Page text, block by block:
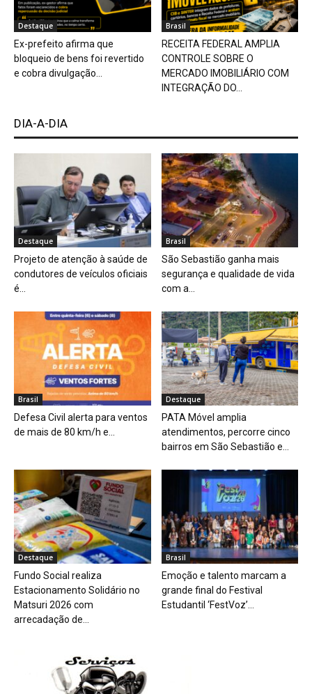
Destaque
Ex-prefeito afirma que
bloqueio de bens foi revertido
e cobra divulgação...
Brasil
RECEITA FEDERAL AMPLIA
CONTROLE SOBRE O
MERCADO IMOBILIÁRIO COM
INTEGRAÇÃO DO...
DIA-A-DIA
Destaque
Projeto de atenção à saúde de
condutores de veículos oficiais
é...
Brasil
São Sebastião ganha mais
segurança e qualidade de vida
com a...
Brasil
Defesa Civil alerta para ventos
de mais de 80 km/h e...
Destaque
PATA Móvel amplia
atendimentos, percorre cinco
bairros em São Sebastião e...
Destaque
Fundo Social realiza
Estacionamento Solidário no
Matsuri 2026 com
arrecadação de...
Brasil
Emoção e talento marcam a
grande final do Festival
Estudantil ‘FestVoz’...